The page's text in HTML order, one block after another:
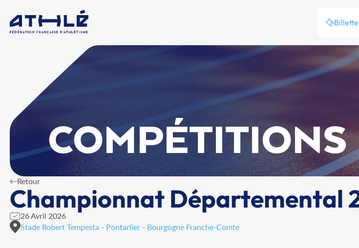
COMPÉTITIONS
Retour
Championnat Départemental
26 Avril 2026
Stade Robert Tempesta - Pontarlier - Bourgogne Franche-Comte